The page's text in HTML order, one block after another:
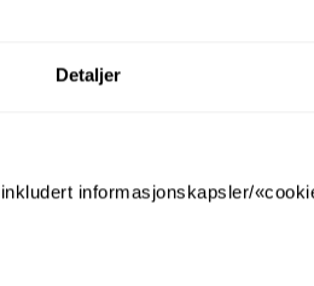
Detaljer
informasjonskapsler/